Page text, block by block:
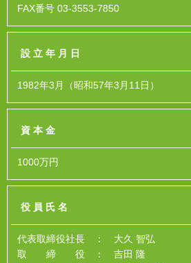
FAX番号 03-3553-7850
設立年月日
1982年3月（昭和57年3月11日）
資本金
1000万円
役員氏名
代表取締役社長 ： 大久 智弘
取 締 役 ： 吉田 隆